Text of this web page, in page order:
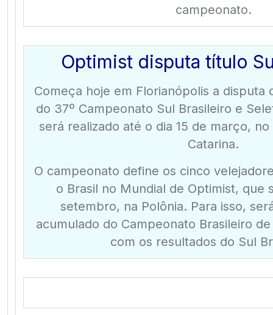
campeonato.
Optimist disputa título
Começa hoje em Florianópolis a disputa
do 37º Campeonato Sul Brasileiro e
será realizado até o dia 15 de março,
Catarina.
O campeonato define os cinco
o Brasil no Mundial de Optimist, que
setembro, na Polônia. Para isso,
acumulado do Campeonato Brasileiro
com os resultados do Sul